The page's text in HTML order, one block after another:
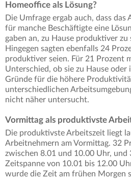
Homeoffice als Lösung?
Die Umfrage ergab auch, dass
für manche Beschäftigte eine
gaben an, zu Hause produktiver zu
Hingegen sagten ebenfalls 24
produktiver seien. Für 21 Prozent
Unterschied, ob sie zu Hause oder
Gründe für die höhere
unterschiedlichen
nicht näher untersucht.
Vormittag als produktivste
Die produktivste Arbeitszeit liegt
Arbeitnehmern am Vormittag. 32
zwischen 8.01 und 10.00 Uhr, und
Zeitspanne von 10.01 bis 12.00
wurde die Zeit am frühen Morgen